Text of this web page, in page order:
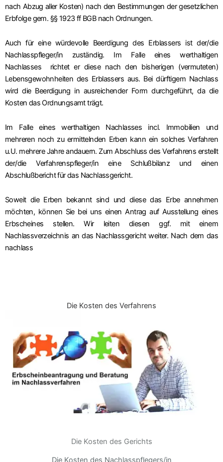
nach Abzug aller Kosten) nach den Bestimmungen dergesetzlichen
Erbfolgegem. §§ 1923 ff BGB nach Ordnungen.
Auch für eine würdevolle Beerdigung des Erblassers ist der/die
Nachlasspfleger/in zuständig. Im Falle eines werthaltigen
Nachlasses richtet er diese nach den bisherigen (vermuteten)
Lebensgewohnheiten des Erblassers aus. Bei dürftigem Nachlass
wird die Beerdigung in ausreichender Form durchgeführt, da die
Kosten das Ordnungsamt trägt.
Im Falle eines werthaltigen Nachlasses incl. Immobilien und
mehreren noch zu ermittelnden Erben kann ein solches Verfahren
u.U. mehrere Jahre andauern. Zum Abschluss des Verfahrens erstellt
der/die Verfahrenspfleger/in eine Schlußbilanz und einen
Abschlußberichtfür das Nachlassgericht.
Soweit die Erben bekannt sind und diese das Erbe annehmen
möchten, können Sie bei uns einen Antrag auf Ausstellung eines
Erbscheines stellen. Wir leiten diesen ggf. mit einem
Nachlassverzeichnis an das Nachlassgericht weiter. Nach dem das
nachlass
Die Kosten des Verfahrens
Die Kosten des Gerichts
Die Kosten des Nachlasspflegers/in